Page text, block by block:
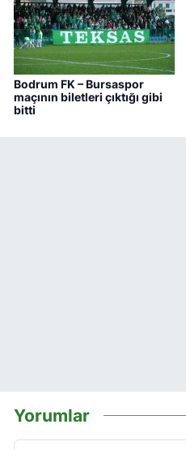
Bodrum FK – Bursaspor
maçının biletleri çıktığı gibi
bitti
Yorumlar